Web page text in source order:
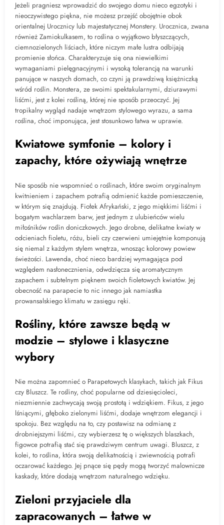
Jeżeli pragniesz wprowadzić do swojego domu nieco egzotyki i
nieoczywistego piękna, nie możesz przejść obojętnie obok
orientalnej Urocznicy lub majestatycznej Monstery. Urocznica, zwana
również Zamiokulkasem, to roślina o wyjątkowo błyszczących,
ciemnozielonych liściach, które niczym małe lustra odbijają
promienie słońca. Charakteryzuje się ona niewielkimi
wymaganiami pielęgnacyjnymi i wysoką tolerancją na warunki
panujące w naszych domach, co czyni ją prawdziwą księżniczką
wśród roślin. Monstera, ze swoimi spektakularnymi, dziurawymi
liśćmi, jest z kolei rośliną, której nie sposób przeoczyć. Jej
tropikalny wygląd nadaje wnętrzom stylowego wyrazu, a sama
roślina, choć imponująca, jest stosunkowo łatwa w uprawie.
Kwiatowe symfonie – kolory i
zapachy, które ożywiają wnętrze
Nie sposób nie wspomnieć o roślinach, które swoim oryginalnym
kwitnieniem i zapachem potrafią odmienić każde pomieszczenie,
w którym się znajdują. Fiołek Afrykański, z jego miękkimi liśćmi i
bogatym wachlarzem barw, jest jednym z ulubieńców wielu
miłośników roślin doniczkowych. Jego drobne, delikatne kwiaty w
odcieniach fioletu, różu, bieli czy czerwieni umiejętnie komponują
się niemal z każdym stylem wnętrza, wnosząc kolorowy powiew
świeżości. Lawenda, choć nieco bardziej wymagająca pod
względem nasłonecznienia, odwdzięcza się aromatycznym
zapachem i subtelnym pięknem swoich fioletowych kwiatów. Jej
obecność na parapecie to nic innego jak namiastka
prowansalskiego klimatu w zasięgu ręki.
Rośliny, które zawsze będą w
modzie – stylowe i klasyczne
wybory
Nie można zapomnieć o Parapetowych klasykach, takich jak Fikus
czy Bluszcz. Te rośliny, choć popularne od dziesięcioleci,
niezmiennie zachwycają swoją prostotą i wdziękiem. Fikus, z jego
lśniącymi, głęboko zielonymi liśćmi, dodaje wnętrzom elegancji i
spokoju. Bez względu na to, czy postawisz na odmianę z
drobniejszymi liśćmi, czy wybierzesz tę o większych blaszkach,
figowce potrafią stać się prawdziwym centrum uwagi. Bluszcz, z
kolei, to roślina, która swoją delikatnością i zwiewnością potrafi
oczarować każdego. Jej pnące się pędy mogą tworzyć malownicze
kaskady, które dodają wnętrzom naturalnego wdzięku.
Zieloni przyjaciele dla
zapracowanych – łatwe w